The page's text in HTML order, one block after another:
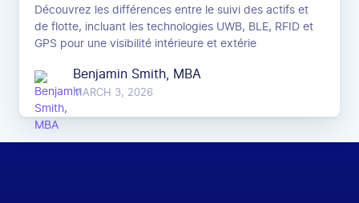
Découvrez les différences entre le suivi des actifs et
de flotte, incluant les technologies UWB, BLE, RFID et
GPS pour une visibilité intérieure et extérie
Benjamin Smith, MBA
MARCH 3, 2026